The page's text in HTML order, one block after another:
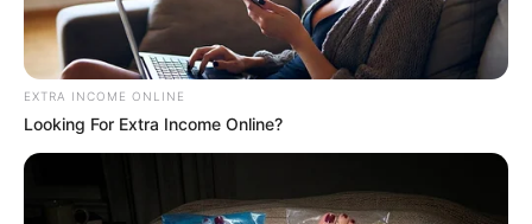
EXTRA INCOME ONLINE
Looking For Extra Income Online?